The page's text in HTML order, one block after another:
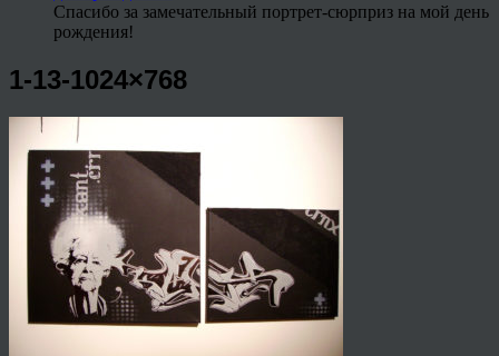
Спасибо за замечательный портрет-сюрприз на мой день
рождения!
1-13-1024×768